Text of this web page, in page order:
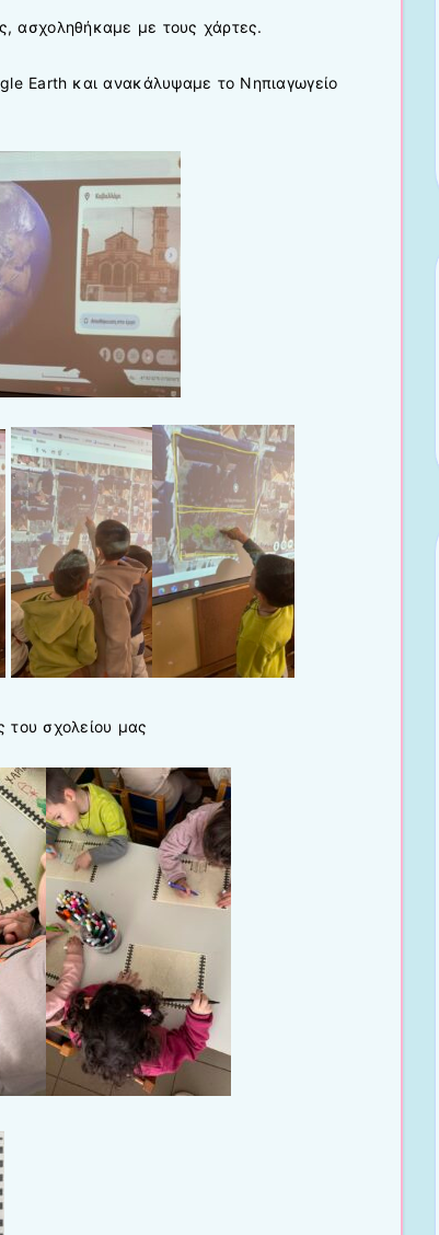
ασχοληθήκαμε με τους χάρτες.
Earth και ανακάλυψαμε το Νηπιαγωγείο
του σχολείου μας